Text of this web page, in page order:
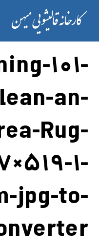
101-
an-
Rug-
1-
jpg-to-